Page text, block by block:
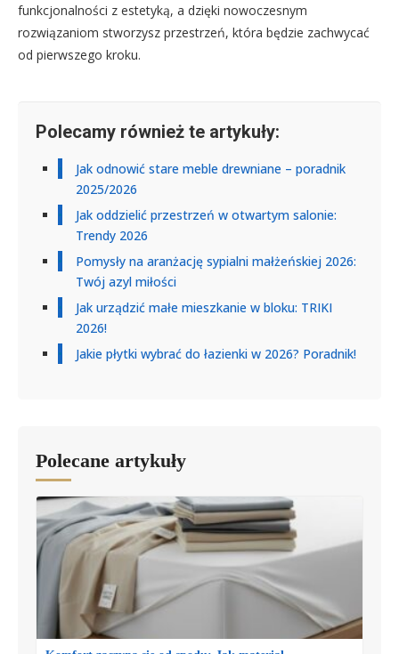
funkcjonalności z estetyką, a dzięki nowoczesnym
rozwiązaniom stworzysz przestrzeń, która będzie zachwycać
od pierwszego kroku.
Polecamy również te artykuły:
Jak odnowić stare meble drewniane – poradnik
2025/2026
Jak oddzielić przestrzeń w otwartym salonie:
Trendy 2026
Pomysły na aranżację sypialni małżeńskiej 2026:
Twój azyl miłości
Jak urządzić małe mieszkanie w bloku: TRIKI
2026!
Jakie płytki wybrać do łazienki w 2026? Poradnik!
Polecane artykuły